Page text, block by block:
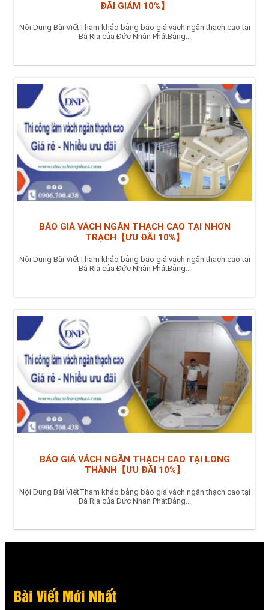
ĐÃI GIẢM 10%】
Nội Dung Bài ViếtTham khảo bảng báo giá vách ngăn thạch cao tại
Bà Rịa của Đức Nhân PhátBảng...
BÁO GIÁ VÁCH NGĂN THẠCH CAO TẠI NHƠN
TRẠCH【ƯU ĐÃI 10%】
Nội Dung Bài ViếtTham khảo bảng báo giá vách ngăn thạch cao tại
Bà Rịa của Đức Nhân PhátBảng...
BÁO GIÁ VÁCH NGĂN THẠCH CAO TẠI LONG
THÀNH【ƯU ĐÃI 10%】
Nội Dung Bài ViếtTham khảo bảng báo giá vách ngăn thạch cao tại
Bà Rịa của Đức Nhân PhátBảng...
Bài Viết Mới Nhất